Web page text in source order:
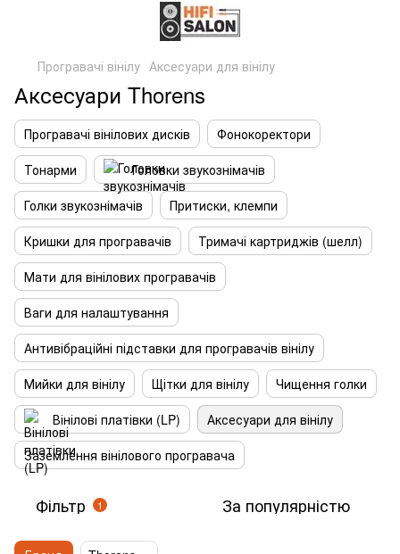
Програвачі вінілу Аксесуари для вінілу
Аксесуари Thorens
Програвачі вінілових дисків
Фонокоректори
Тонарми
Головки звукознімачів
Голки звукознімачів
Притиски, клемпи
Кришки для програвачів
Тримачі картриджів (шелл)
Мати для вінілових програвачів
Ваги для налаштування
Антивібраційні підставки для програвачів вінілу
Мийки для вінілу
Щітки для вінілу
Чищення голки
Вінілові платівки (LP)
Аксесуари для вінілу
Заземлення вінілового програвача
Фільтр 1 За популярністю